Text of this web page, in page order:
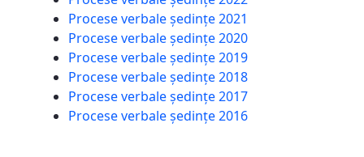
Procese verbale ședințe 2021
Procese verbale ședințe 2020
Procese verbale ședințe 2019
Procese verbale ședințe 2018
Procese verbale ședințe 2017
Procese verbale ședințe 2016